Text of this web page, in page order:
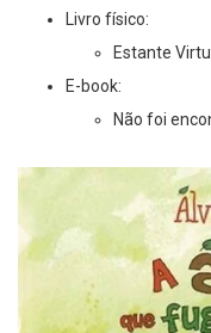
Estante
E-book:
Não foi